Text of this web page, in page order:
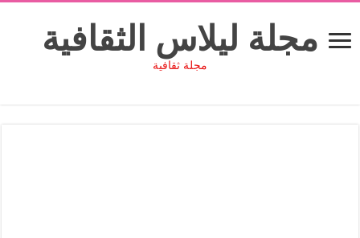
مجلة ليلاس الثقافية
مجلة ثقافية